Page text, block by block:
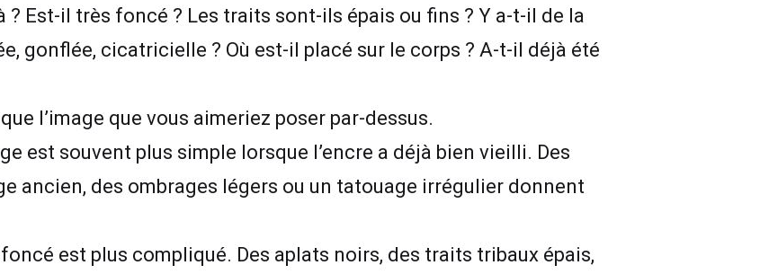
? Est-il très foncé ? Les traits sont-ils épais ou fins ? Y a-t-il de la
gonflée, cicatricielle ? Où est-il placé sur le corps ? A-t-il déjà été
l’image que vous aimeriez poser par-dessus.
est souvent plus simple lorsque l’encre a déjà bien vieilli. Des
ancien, des ombrages légers ou un tatouage irrégulier donnent
est plus compliqué. Des aplats noirs, des traits tribaux épais,